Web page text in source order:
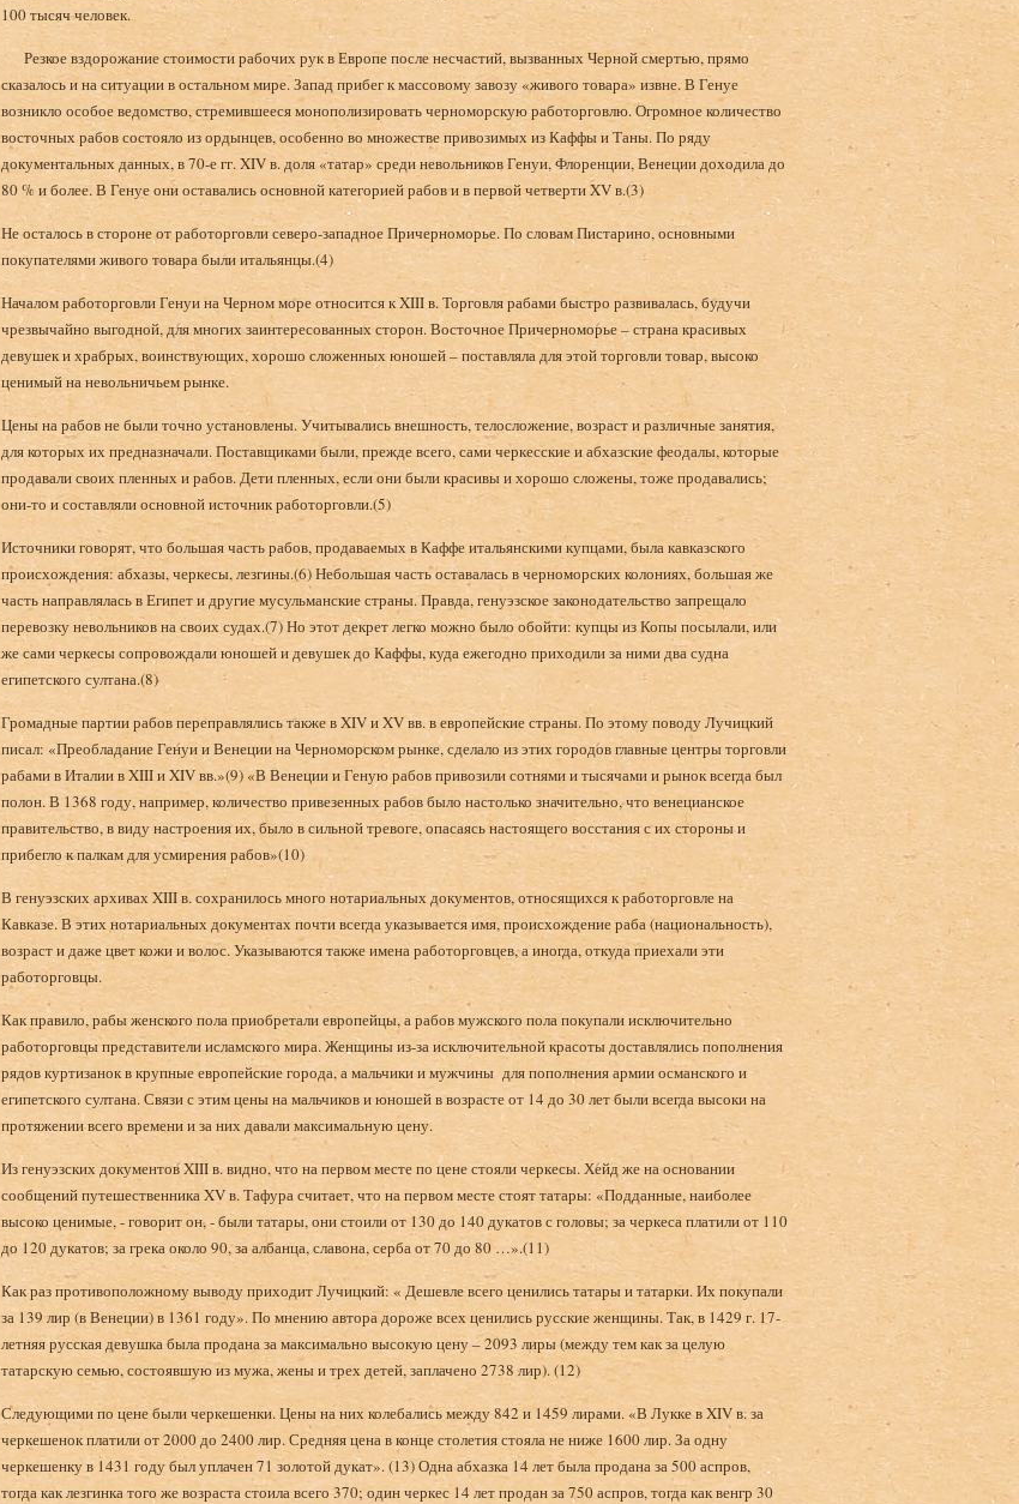
100 тысяч человек.
Резкое вздорожание стоимости рабочих рук в Европе после несчастий, вызванных Черной смертью, прямо
сказалось и на ситуации в остальном мире. Запад прибег к массовому завозу «живого товара» извне. В Генуе
возникло особое ведомство, стремившееся монополизировать черноморскую работорговлю. Огромное количество
восточных рабов состояло из ордынцев, особенно во множестве привозимых из Каффы и Таны. По ряду
документальных данных, в 70-е гг. XIV в. доля «татар» среди невольников Генуи, Флоренции, Венеции доходила до
80 % и более. В Генуе они оставались основной категорией рабов и в первой четверти XV в.(3)
Не осталось в стороне от работорговли северо-западное Причерноморье. По словам Пистарино, основными
покупателями живого товара были итальянцы.(4)
Началом работорговли Генуи на Черном море относится к XIII в. Торговля рабами быстро развивалась, будучи
чрезвычайно выгодной, для многих заинтересованных сторон. Восточное Причерноморье – страна красивых
девушек и храбрых, воинствующих, хорошо сложенных юношей – поставляла для этой торговли товар, высоко
ценимый на невольничьем рынке.
Цены на рабов не были точно установлены. Учитывались внешность, телосложение, возраст и различные занятия,
для которых их предназначали. Поставщиками были, прежде всего, сами черкесские и абхазские феодалы, которые
продавали своих пленных и рабов. Дети пленных, если они были красивы и хорошо сложены, тоже продавались;
они-то и составляли основной источник работорговли.(5)
Источники говорят, что большая часть рабов, продаваемых в Каффе итальянскими купцами, была кавказского
происхождения: абхазы, черкесы, лезгины.(6) Небольшая часть оставалась в черноморских колониях, большая же
часть направлялась в Египет и другие мусульманские страны. Правда, генуэзское законодательство запрещало
перевозку невольников на своих судах.(7) Но этот декрет легко можно было обойти: купцы из Копы посылали, или
же сами черкесы сопровождали юношей и девушек до Каффы, куда ежегодно приходили за ними два судна
египетского султана.(8)
Громадные партии рабов переправлялись также в XIV и XV вв. в европейские страны. По этому поводу Лучицкий
писал: «Преобладание Генуи и Венеции на Черноморском рынке, сделало из этих городов главные центры торговли
рабами в Италии в XIII и XIV вв.»(9) «В Венеции и Геную рабов привозили сотнями и тысячами и рынок всегда был
полон. В 1368 году, например, количество привезенных рабов было настолько значительно, что венецианское
правительство, в виду настроения их, было в сильной тревоге, опасаясь настоящего восстания с их стороны и
прибегло к палкам для усмирения рабов»(10)
В генуэзских архивах XIII в. сохранилось много нотариальных документов, относящихся к работорговле на
Кавказе. В этих нотариальных документах почти всегда указывается имя, происхождение раба (национальность),
возраст и даже цвет кожи и волос. Указываются также имена работорговцев, а иногда, откуда приехали эти
работорговцы.
Как правило, рабы женского пола приобретали европейцы, а рабов мужского пола покупали исключительно
работорговцы представители исламского мира. Женщины из-за исключительной красоты доставлялись пополнения
рядов куртизанок в крупные европейские города, а мальчики и мужчины для пополнения армии османского и
египетского султана. Связи с этим цены на мальчиков и юношей в возрасте от 14 до 30 лет были всегда высоки на
протяжении всего времени и за них давали максимальную цену.
Из генуэзских документов XIII в. видно, что на первом месте по цене стояли черкесы. Хейд же на основании
сообщений путешественника XV в. Тафура считает, что на первом месте стоят татары: «Подданные, наиболее
высоко ценимые, - говорит он, - были татары, они стоили от 130 до 140 дукатов с головы; за черкеса платили от 110
до 120 дукатов; за грека около 90, за албанца, славона, серба от 70 до 80 …».(11)
Как раз противоположному выводу приходит Лучицкий: « Дешевле всего ценились татары и татарки. Их покупали
за 139 лир (в Венеции) в 1361 году». По мнению автора дороже всех ценились русские женщины. Так, в 1429 г. 17-
летняя русская девушка была продана за максимально высокую цену – 2093 лиры (между тем как за целую
татарскую семью, состоявшую из мужа, жены и трех детей, заплачено 2738 лир). (12)
Следующими по цене были черкешенки. Цены на них колебались между 842 и 1459 лирами. «В Лукке в XIV в. за
черкешенок платили от 2000 до 2400 лир. Средняя цена в конце столетия стояла не ниже 1600 лир. За одну
черкешенку в 1431 году был уплачен 71 золотой дукат». (13) Одна абхазка 14 лет была продана за 500 аспров,
тогда как лезгинка того же возраста стоила всего 370; один черкес 14 лет продан за 750 аспров, тогда как венгр 30